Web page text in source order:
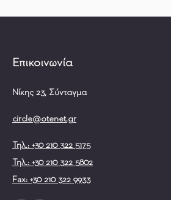
Επικοινωνία
Νίκης 23, Σύνταγμα
circle@otenet.gr
Τηλ.: +30 210 322 5175
Τηλ.: +30 210 322 5802
Fax: +30 210 322 9933